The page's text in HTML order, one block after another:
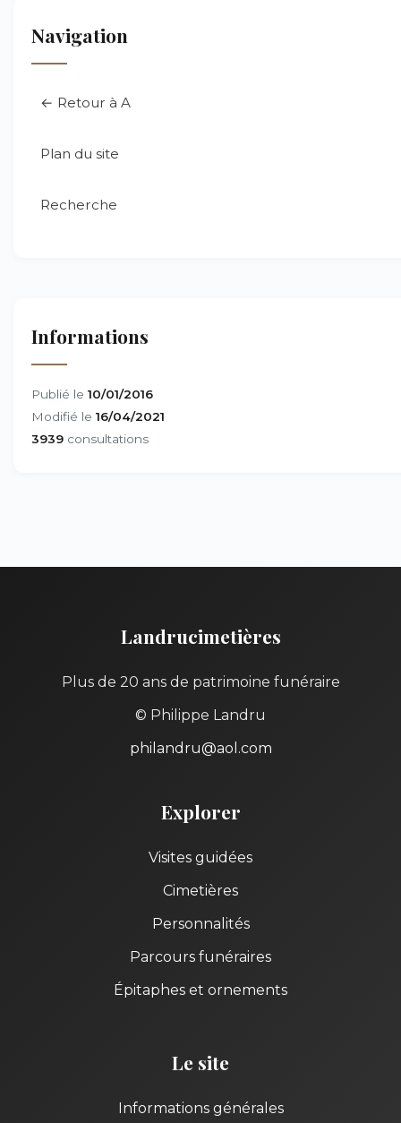
Navigation
← Retour à A
Plan du site
Recherche
Informations
Publié le 10/01/2016
Modifié le 16/04/2021
3939 consultations
Landrucimetières
Plus de 20 ans de patrimoine funéraire
© Philippe Landru
philandru@aol.com
Explorer
Visites guidées
Cimetières
Personnalités
Parcours funéraires
Épitaphes et ornements
Le site
Informations générales